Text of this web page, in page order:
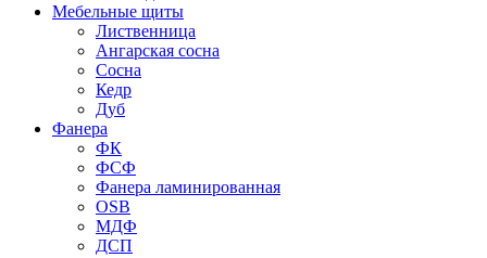
Мебельные щиты
Лиственница
Ангарская сосна
Сосна
Кедр
Дуб
Фанера
ФК
ФСФ
Фанера ламинированная
OSB
МДФ
ДСП